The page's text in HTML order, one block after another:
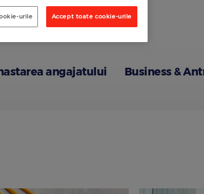
angajatului Business &
urile Accept toate cookie-urile